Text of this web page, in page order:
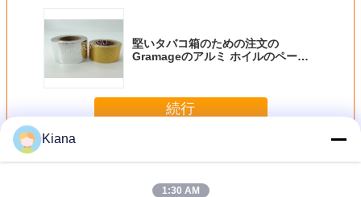
堅いタバコ箱のための注文の
Gramageのアルミ ホイルのペーパ
続行
多くタバコの包装材料
Kiana
1:30 AM